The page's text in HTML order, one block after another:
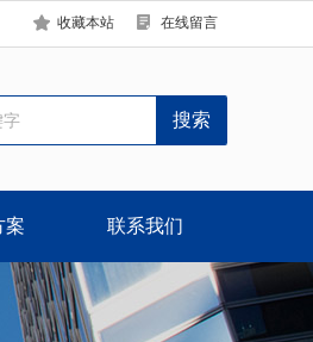
收藏本站 在线留言
案 联系我们